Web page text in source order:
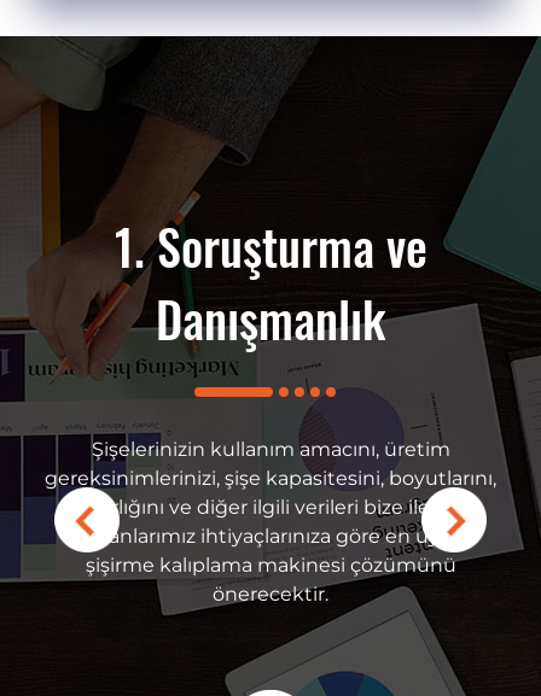
Destek
bir acil durum
mühendislerimizle
ve güvenilir satış
çıkarabilirsiniz.
video desteği ve
sunuyoruz. Yedek
olup, parçalar
bu da hızlı
alır ve müşteri
1. Soruşturma ve
Danışmanlık
Şişelerinizin kullanım amacını, üretim
gereksinimlerinizi, şişe kapasitesini, boyutlarını,
ağırlığını ve diğer ilgili verileri bize iletin.
Uzmanlarımız ihtiyaçlarınıza göre en uygun
şişirme kalıplama makinesi çözümünü
önerecektir.
2.
İhtiyaçlarınıza
makinesinin
avantajları, aksesuar
ve videoları ile
olmak üzere size